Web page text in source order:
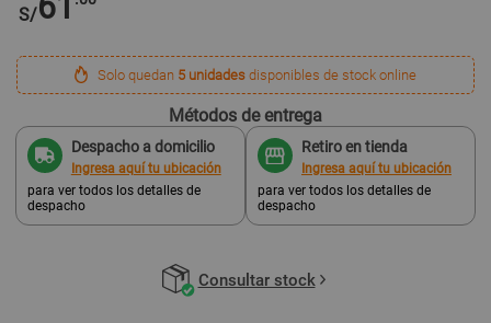
S/
Solo quedan 5 unidades disponibles de stock online
Métodos de entrega
Despacho a domicilio
Ingresa aquí tu ubicación
para ver todos los detalles de
despacho
Retiro en tienda
Ingresa aquí tu ubicación
para ver todos los detalles de
despacho
Consultar stock